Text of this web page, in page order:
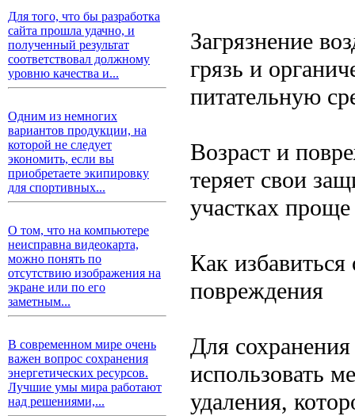
Для того, что бы разработка
сайта прошла удачно, и
полученный результат
соответствовал должному
уровню качества и...
Одним из немногих
вариантов продукции, на
которой не следует
экономить, если вы
приобретаете экипировку
для спортивных...
О том, что на компьютере
неисправна видеокарта,
можно понять по
отсутствию изображения на
экране или по его
заметным...
В современном мире очень
важен вопрос сохранения
энергетических ресурсов.
Лучшие умы мира работают
над решениями,...
Загрязнение
грязь и
питательную
Возраст и
теряет свои
участках
Как
повреждения
Для
использовать
удаления,